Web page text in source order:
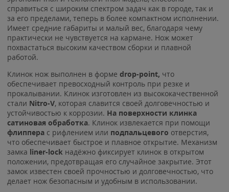
справиться с широким спектром задач как в городе, так и
за его пределами, теперь в более компактном исполнении.
Имеет средние габариты и малый вес, благодаря чему
практически не чувствуется на кармане. Нож может
похвастаться высоким качеством сборки и плавной
работой.
Клинок нож выполнен в форме drop-point, что
обеспечивает превосходный контроль при резке и
прокалывании. Клинок изготовлен из высококачественной
стали Nitro-V, которая славится своей долговечностью и
устойчивостью к коррозии. На поверхности клинка
сатиновая обработка. Клинок извлекается при помощи
флиппера с рифлением или подпальцевого отверстия,
что обеспечивает быстрое и плавное открытие. Механизм
замка liner-lock надёжно фиксирует клинок в открытом
положении, предотвращая его случайное закрытие. Этот
замок известен своей прочностью и долговечностью, что
делает нож безопасным и удобным в использовании.